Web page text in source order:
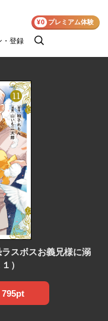
・登録
検
¥0 プレミアム体験
スボスお義兄様に溺
）
795pt